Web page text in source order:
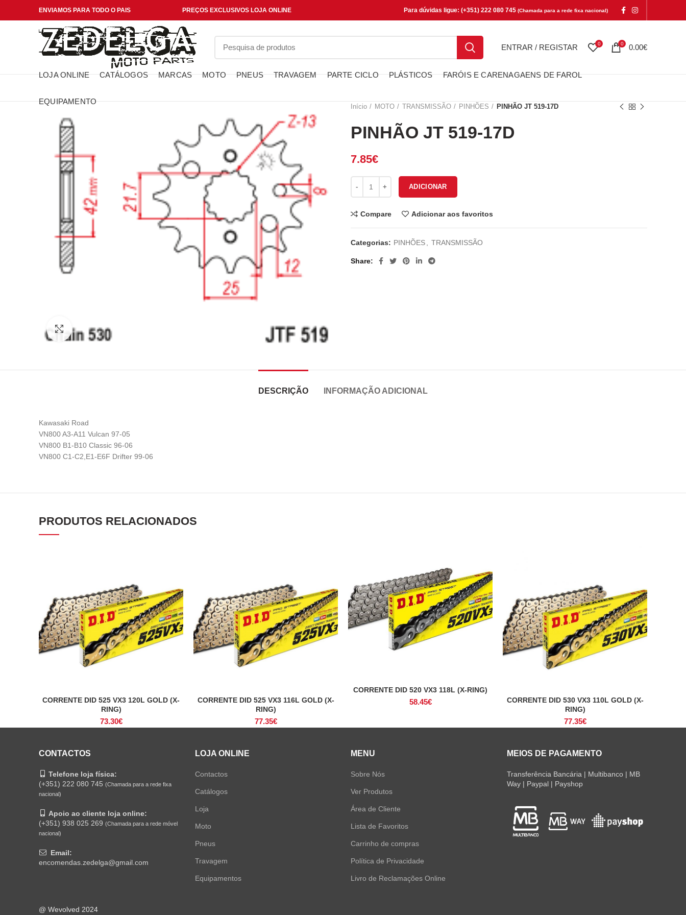
ENVIAMOS PARA TODO O PAIS PREÇOS EXCLUSIVOS LOJA ONLINE Para dúvidas ligue: (+351) 222 080 745 (Chamada para a rede fixa nacional)
ENTRAR / REGISTAR 0 0 0.00€
LOJA ONLINE CATÁLOGOS MARCAS MOTO PNEUS TRAVAGEM PARTE CICLO PLÁSTICOS FARÓIS E CARENAGAENS DE FAROL
EQUIPAMENTO
Click to enlarge
Início MOTO TRANSMISSÃO PINHÕES PINHÃO JT 519-17D
PINHÃO JT 519-17D
7.85€
ADICIONAR
Compare Adicionar aos favoritos
Categorias: PINHÕES TRANSMISSÃO
Share
DESCRIÇÃO INFORMAÇÃO ADICIONAL
Kawasaki Road
VN800 A3-A11 Vulcan 97-05
VN800 B1-B10 Classic 96-06
VN800 C1-C2,E1-E6F Drifter 99-06
PRODUTOS RELACIONADOS
ADICIONAR
CORRENTE DID 525 VX3 120L GOLD (X-
RING)
73.30€
ADICIONAR
CORRENTE DID 525 VX3 116L GOLD (X-
RING)
77.35€
ADICIONAR
CORRENTE DID 520 VX3 118L (X-RING)
58.45€ ADICIONAR
CORRENTE DID 530 VX3 110L GOLD (X-
RING)
77.35€
CONTACTOS
Telefone loja física:
(+351) 222 080 745 (Chamada para a rede fixa
nacional)
Apoio ao cliente loja online:
(+351) 938 025 269 (Chamada para a rede móvel
nacional)
Email:
encomendas.zedelga@gmail.com
LOJA ONLINE
Contactos
Catálogos
Loja
Moto
Pneus
Travagem
Equipamentos
MENU
Sobre Nós
Ver Produtos
Área de Cliente
Lista de Favoritos
Carrinho de compras
Política de Privacidade
Livro de Reclamações Online
MEIOS DE PAGAMENTO
Transferência Bancária | Multibanco | MB
Way | Paypal | Payshop
@ Wevolved 2024